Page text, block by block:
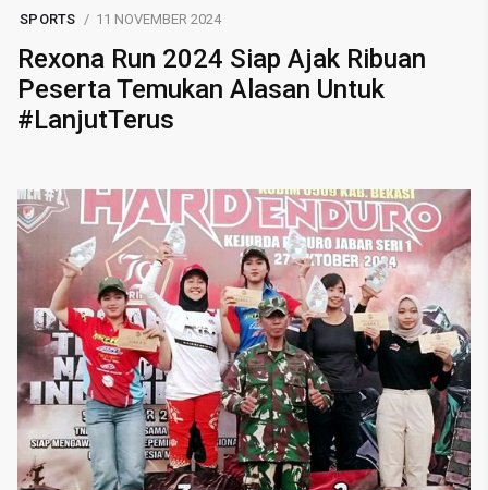
SPORTS 11 NOVEMBER 2024
Rexona Run 2024 Siap Ajak Ribuan
Peserta Temukan Alasan Untuk
#LanjutTerus